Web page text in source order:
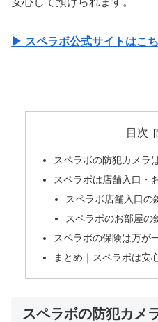
▶︎ スペラボ公式サイトはこ
目次
スペラボの防犯カメラ
スペラボは店舗入口・
スペラボ店舗入口の
スペラボのお部屋の
スペラボの保険は万が
まとめ｜スペラボは安
スペラボの防犯カメ